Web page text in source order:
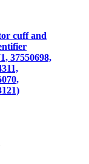
cuff and
37550698,